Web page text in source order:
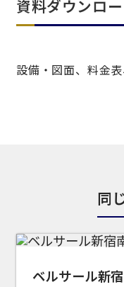
資料ダウンロ
設備・図面、料金
同
ベルサール新
泉ガーデンギャ
ベルサール六本
汐留・御成門・
ベルサール汐留
人数／レイア